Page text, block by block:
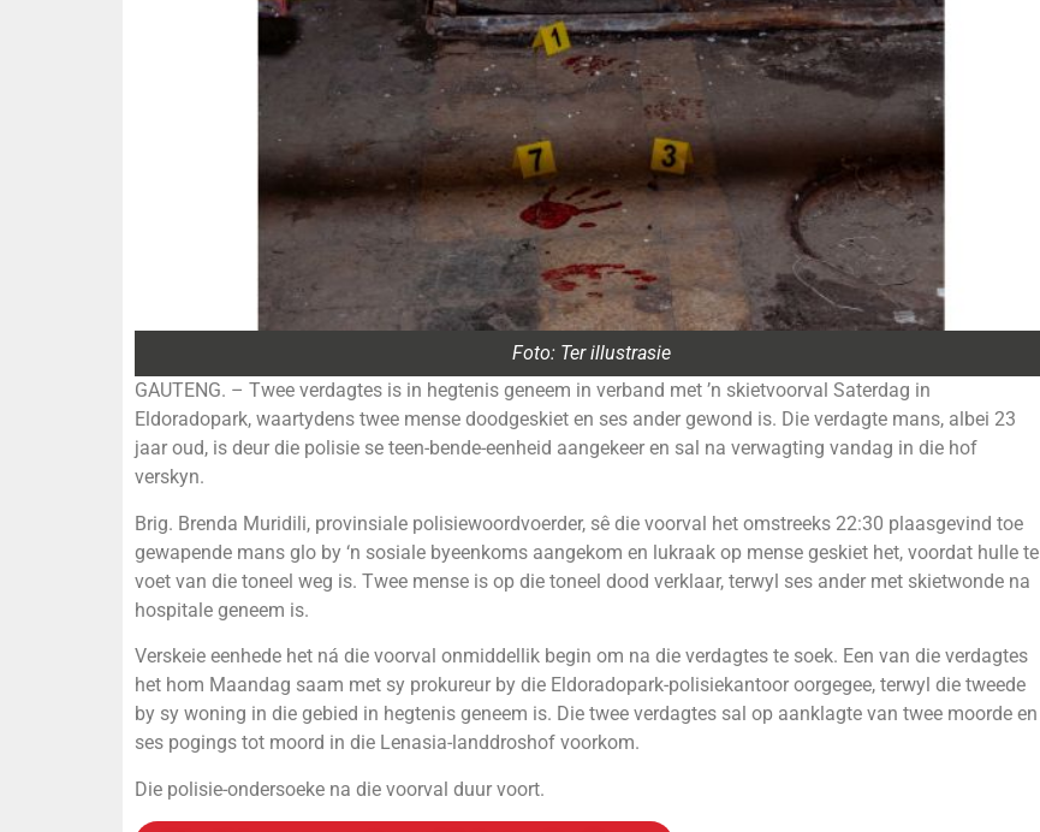
Foto: Ter illustrasie
GAUTENG. – Twee verdagtes is in hegtenis geneem in verband met ’n skietvoorval Saterdag in
Eldoradopark, waartydens twee mense doodgeskiet en ses ander gewond is. Die verdagte mans, albei 23
jaar oud, is deur die polisie se teen-bende-eenheid aangekeer en sal na verwagting vandag in die hof
verskyn.
Brig. Brenda Muridili, provinsiale polisiewoordvoerder, sê die voorval het omstreeks 22:30 plaasgevind toe
gewapende mans glo by ‘n sosiale byeenkoms aangekom en lukraak op mense geskiet het, voordat hulle te
voet van die toneel weg is. Twee mense is op die toneel dood verklaar, terwyl ses ander met skietwonde na
hospitale geneem is.
Verskeie eenhede het ná die voorval onmiddellik begin om na die verdagtes te soek. Een van die verdagtes
het hom Maandag saam met sy prokureur by die Eldoradopark-polisiekantoor oorgegee, terwyl die tweede
by sy woning in die gebied in hegtenis geneem is. Die twee verdagtes sal op aanklagte van twee moorde en
ses pogings tot moord in die Lenasia-landdroshof voorkom.
Die polisie-ondersoeke na die voorval duur voort.